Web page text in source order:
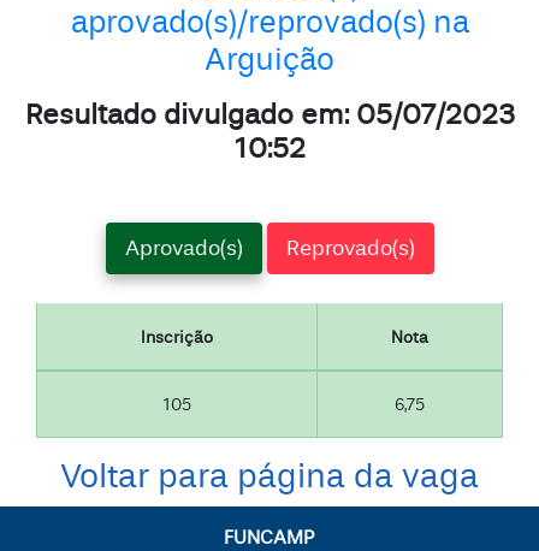
aprovado(s)/reprovado(s) na
Arguição
Resultado divulgado em: 05/07/2023
10:52
Aprovado(s) Reprovado(s)
Inscrição Nota
105 6,75
Voltar para página da vaga
FUNCAMP